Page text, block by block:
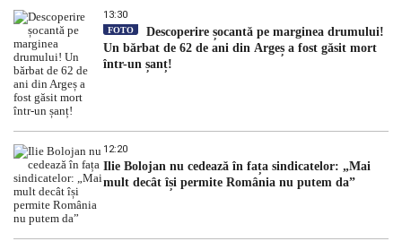
13:30
FOTO
Descoperire șocantă pe marginea drumului!
Un bărbat de 62 de ani din Argeș a fost găsit mort
într-un șanț!
12:20
Ilie Bolojan nu cedează în fața sindicatelor: „Mai
mult decât își permite România nu putem da”